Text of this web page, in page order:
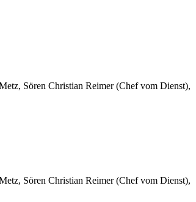
Sören Christian Reimer (Chef vom Dienst),
Sören Christian Reimer (Chef vom Dienst),